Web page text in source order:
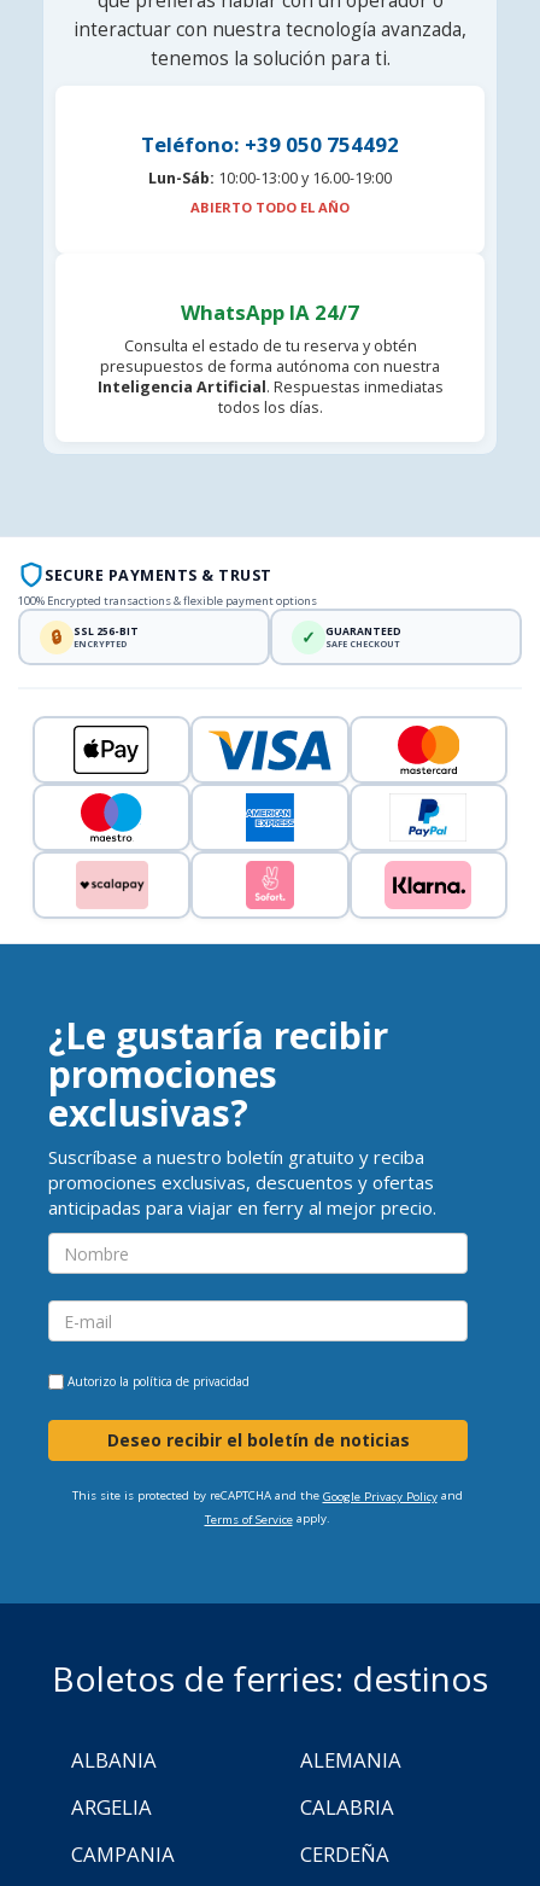
interactuar con nuestra tecnología avanzada,
tenemos la solución para ti.
Teléfono: +39 050 754492
Lun-Sáb: 10:00-13:00 y 16.00-19:00
ABIERTO TODO EL AÑO
WhatsApp IA 24/7
Consulta el estado de tu reserva y obtén
presupuestos de forma autónoma con nuestra
Inteligencia Artificial. Respuestas inmediatas
todos los días.
SECURE PAYMENTS & TRUST
100% Encrypted transactions & flexible payment options
🔒 SSL 256-BIT
ENCRYPTED ✓ GUARANTEED
SAFE CHECKOUT
¿Le gustaría recibir
promociones
exclusivas?
Suscríbase a nuestro boletín gratuito y reciba
promociones exclusivas, descuentos y ofertas
anticipadas para viajar en ferry al mejor precio.
Autorizo la política de privacidad
Deseo recibir el boletín de noticias
This site is protected by reCAPTCHA and the Google Privacy Policyand
Terms of Serviceapply.
Boletos de ferries: destinos
ALBANIA
ALEMANIA
ARGELIA
CALABRIA
CAMPANIA
CERDEÑA